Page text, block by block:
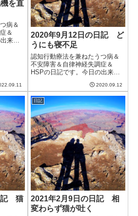
を直
病＆
＆
来事
2020年9月12日の日記 ど
うにも寝不足
認知行動療法を兼ねたうつ病＆
不安障害＆自律神経失調症＆
HSPの日記です。今日の出来事
だまだ秋は遠いと感じる。明日
の天気予報を見ると最高気温が
26度とおかしな気温だっ
た。。。寒暖差が激しいと精神
にダメージが来る。。...
2020.09.12
記 猫
日記
2021年2月9日の日記 相
変わらず猫が吐く